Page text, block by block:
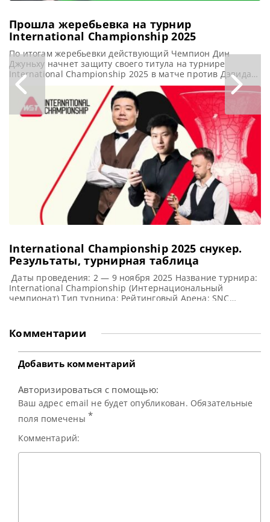
Прошла жеребьевка на турнир
International Championship 2025
По итогам жеребьевки действующий Чемпион Дин
Джуньху начнет защиту своего титула на турнире
International Championship 2025 в матче против Дэвида
Грэйса, сообщает WST Состоялась жеребьевка на
рейтинговый турнир International Championship 2025
года. И в ноябре в Китае Дин Джуньху будет защищать
свой титул. В прошлом году в финале Дин обыграл Криса
Уокелина со счетом 10-7.
International Championship 2025 cнукер.
Результаты, турнирная таблица
Даты проведения: 2 — 9 ноября 2025 Название турнира:
International Championship (Интернациональный
чемпионат) Тип турнира: Рейтинговый Арена: SNC
предыдущего турнира: Дин Джуньху Турнирная таблица
International Championship 2025: Интернациональный
Чемпионат 2025 — турнирная сетка рейтингового
турнира по снукеру 1/16 финала 1/8 финала
Комментарии
Добавить комментарий
Авторизироваться с помощью:
Ваш адрес email не будет опубликован. Обязательные
поля помечены *
Комментарий: